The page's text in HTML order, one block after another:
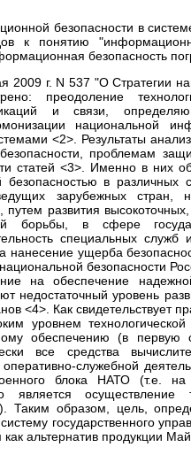
безопасности в
к понятию
безопасность
2009 г. N 537 "О Стратегии
преодоление
и связи,
национальной
<2>. Результаты
проблемам
статей <3>. Именно в них
безопасностью в
зарубежных стран,
путем развития
борьбы, в сфере
специальных служб
нанесение ущерба
безопасности
на обеспечение
недостаточный уровень
<4>. Как свидетельствует
уровнем
обеспечению (в первую
все средства
служебной
блока НАТО (т.е. на
является
Таким образом, цель,
государственного
альтернатив продукции